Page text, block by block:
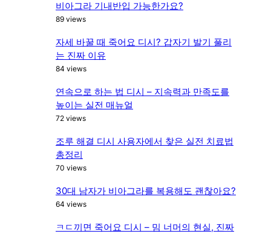
비아그라 기내반입 가능한가요?
89 views
자세 바꿀 때 죽어요 디시? 갑자기 발기 풀리
는 진짜 이유
84 views
연속으로 하는 법 디시 – 지속력과 만족도를
높이는 실전 매뉴얼
72 views
조루 해결 디시 사용자에서 찾은 실전 치료법
총정리
70 views
30대 남자가 비아그라를 복용해도 괜찮아요?
64 views
ㅋㄷ끼면 죽어요 디시 – 밈 너머의 현실, 진짜